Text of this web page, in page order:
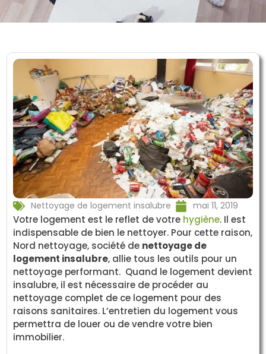
Nettoyage de logement insalubre mai 11, 2019
Votre logement est le reflet de votre hygiène. Il est
indispensable de bien le nettoyer. Pour cette raison,
Nord nettoyage, société de nettoyage de
logement insalubre, allie tous les outils pour un
nettoyage performant. Quand le logement devient
insalubre, il est nécessaire de procéder au
nettoyage complet de ce logement pour des
raisons sanitaires. L’entretien du logement vous
permettra de louer ou de vendre votre bien
immobilier.